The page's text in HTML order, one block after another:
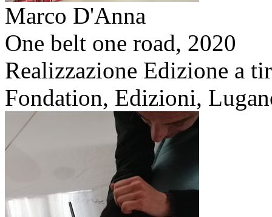
Marco D'Anna
One belt one road, 2020
Realizzazione Edizione a
Fondation, Edizioni,